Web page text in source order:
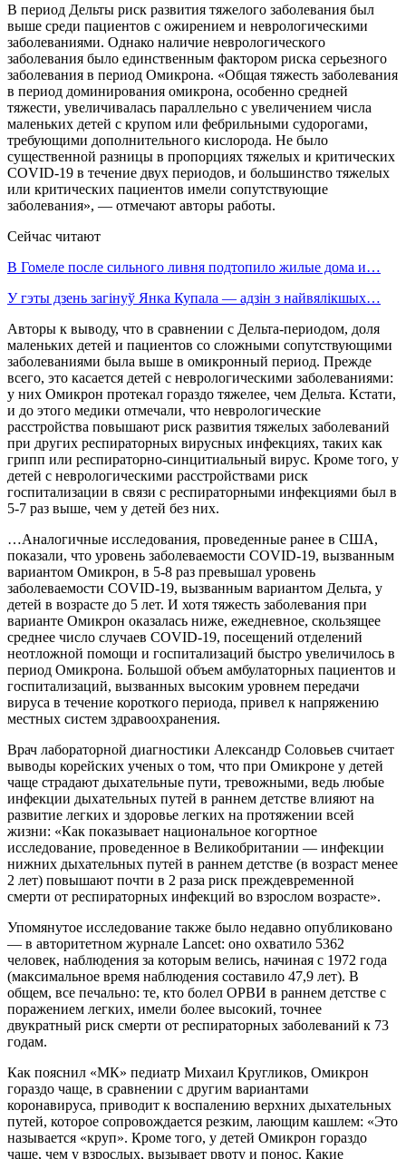
В период Дельты риск развития тяжелого заболевания был
выше среди пациентов с ожирением и неврологическими
заболеваниями. Однако наличие неврологического
заболевания было единственным фактором риска серьезного
заболевания в период Омикрона. «Общая тяжесть заболевания
в период доминирования омикрона, особенно средней
тяжести, увеличивалась параллельно с увеличением числа
маленьких детей с крупом или фебрильными судорогами,
требующими дополнительного кислорода. Не было
существенной разницы в пропорциях тяжелых и критических
COVID-19 в течение двух периодов, и большинство тяжелых
или критических пациентов имели сопутствующие
заболевания», — отмечают авторы работы.
Сейчас читают
В Гомеле после сильного ливня подтопило жилые дома и…
У гэты дзень загінуў Янка Купала — адзін з найвялікшых…
Авторы к выводу, что в сравнении с Дельта-периодом, доля
маленьких детей и пациентов со сложными сопутствующими
заболеваниями была выше в омикронный период. Прежде
всего, это касается детей с неврологическими заболеваниями:
у них Омикрон протекал гораздо тяжелее, чем Дельта. Кстати,
и до этого медики отмечали, что неврологические
расстройства повышают риск развития тяжелых заболеваний
при других респираторных вирусных инфекциях, таких как
грипп или респираторно-синцитиальный вирус. Кроме того, у
детей с неврологическими расстройствами риск
госпитализации в связи с респираторными инфекциями был в
5-7 раз выше, чем у детей без них.
…Аналогичные исследования, проведенные ранее в США,
показали, что уровень заболеваемости COVID-19, вызванным
вариантом Омикрон, в 5-8 раз превышал уровень
заболеваемости COVID-19, вызванным вариантом Дельта, у
детей в возрасте до 5 лет. И хотя тяжесть заболевания при
варианте Омикрон оказалась ниже, ежедневное, скользящее
среднее число случаев COVID-19, посещений отделений
неотложной помощи и госпитализаций быстро увеличилось в
период Омикрона. Большой объем амбулаторных пациентов и
госпитализаций, вызванных высоким уровнем передачи
вируса в течение короткого периода, привел к напряжению
местных систем здравоохранения.
Врач лабораторной диагностики Александр Соловьев считает
выводы корейских ученых о том, что при Омикроне у детей
чаще страдают дыхательные пути, тревожными, ведь любые
инфекции дыхательных путей в раннем детстве влияют на
развитие легких и здоровье легких на протяжении всей
жизни: «Как показывает национальное когортное
исследование, проведенное в Великобритании — инфекции
нижних дыхательных путей в раннем детстве (в возраст менее
2 лет) повышают почти в 2 раза риск преждевременной
смерти от респираторных инфекций во взрослом возрасте».
Упомянутое исследование также было недавно опубликовано
— в авторитетном журнале Lancet: оно охватило 5362
человек, наблюдения за которым велись, начиная с 1972 года
(максимальное время наблюдения составило 47,9 лет). В
общем, все печально: те, кто болел ОРВИ в раннем детстве с
поражением легких, имели более высокий, точнее
двукратный риск смерти от респираторных заболеваний к 73
годам.
Как пояснил «МК» педиатр Михаил Кругликов, Омикрон
гораздо чаще, в сравнении с другим вариантами
коронавируса, приводит к воспалению верхних дыхательных
путей, которое сопровождается резким, лающим кашлем: «Это
называется «круп». Кроме того, у детей Омикрон гораздо
чаще, чем у взрослых, вызывает рвоту и понос. Какие